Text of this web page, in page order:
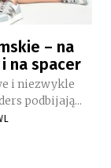
– na
na spacer
i niezwykle
podbijają...